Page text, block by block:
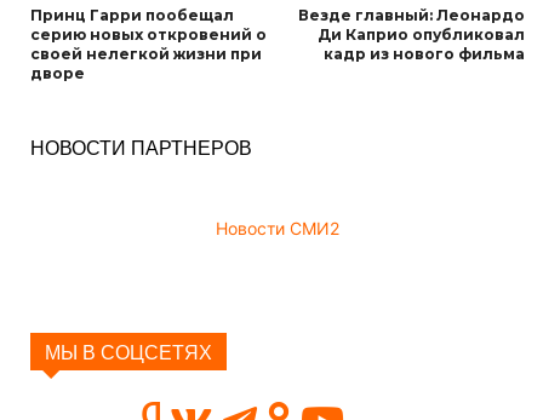
Принц Гарри пообещал
серию новых откровений о
своей нелегкой жизни при
дворе
Везде главный: Леонардо
Ди Каприо опубликовал
кадр из нового фильма
НОВОСТИ ПАРТНЕРОВ
Новости СМИ2
МЫ В СОЦСЕТЯХ